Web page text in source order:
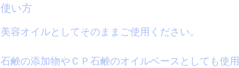
使い方
美容オイルとしてそのままご使用ください。
石鹸の添加物やＣＰ石鹸のオイルベースとしても使用